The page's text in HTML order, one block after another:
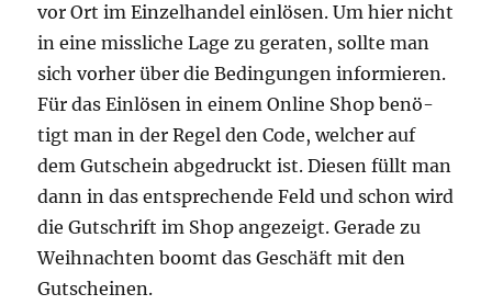
vor Ort im Ein­zel­han­del ein­lö­sen. Um hier nicht
in eine miss­li­che Lage zu gera­ten, soll­te man
sich vor­her über die Bedin­gun­gen infor­mie­ren.
Für das Ein­lö­sen in einem Online Shop benö­
tigt man in der Regel den Code, wel­cher auf
dem Gut­schein abge­druckt ist. Die­sen füllt man
dann in das ent­spre­chen­de Feld und schon wird
die Gut­schrift im Shop ange­zeigt. Gera­de zu
Weih­nach­ten boomt das Geschäft mit den
Gutscheinen.